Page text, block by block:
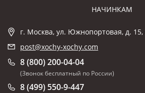
НАЧИНКАМ
г. Москва, ул. Южнопортовая, д. 15,
post@xochy-xochy.com
8 (800) 200-04-04
(Звонок бесплатный по России)
8 (499) 550-9-447